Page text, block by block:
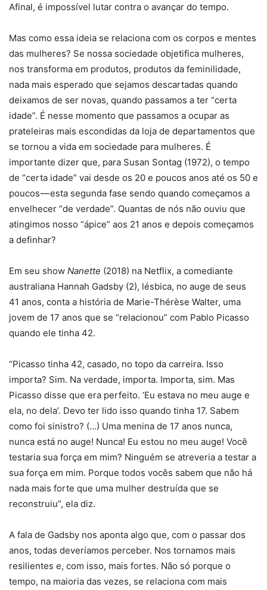
Afinal, é impossível lutar contra o avançar do tempo.
Mas como essa ideia se relaciona com os corpos e mentes
das mulheres? Se nossa sociedade objetifica mulheres,
nos transforma em produtos, produtos da feminilidade,
nada mais esperado que sejamos descartadas quando
deixamos de ser novas, quando passamos a ter “certa
idade”. É nesse momento que passamos a ocupar as
prateleiras mais escondidas da loja de departamentos que
se tornou a vida em sociedade para mulheres. É
importante dizer que, para Susan Sontag (1972), o tempo
de “certa idade” vai desde os 20 e poucos anos até os 50 e
poucos — esta segunda fase sendo quando começamos a
envelhecer “de verdade”. Quantas de nós não ouviu que
atingimos nosso “ápice” aos 21 anos e depois começamos
a definhar?
Em seu show Nanette (2018) na Netflix, a comediante
australiana Hannah Gadsby (2), lésbica, no auge de seus
41 anos, conta a história de Marie-Thérèse Walter, uma
jovem de 17 anos que se “relacionou” com Pablo Picasso
quando ele tinha 42.
“Picasso tinha 42, casado, no topo da carreira. Isso
importa? Sim. Na verdade, importa. Importa, sim. Mas
Picasso disse que era perfeito. ‘Eu estava no meu auge e
ela, no dela’. Devo ter lido isso quando tinha 17. Sabem
como foi sinistro? (…) Uma menina de 17 anos nunca,
nunca está no auge! Nunca! Eu estou no meu auge! Você
testaria sua força em mim? Ninguém se atreveria a testar a
sua força em mim. Porque todos vocês sabem que não há
nada mais forte que uma mulher destruída que se
reconstruiu”, ela diz.
A fala de Gadsby nos aponta algo que, com o passar dos
anos, todas deveríamos perceber. Nos tornamos mais
resilientes e, com isso, mais fortes. Não só porque o
tempo, na maioria das vezes, se relaciona com mais